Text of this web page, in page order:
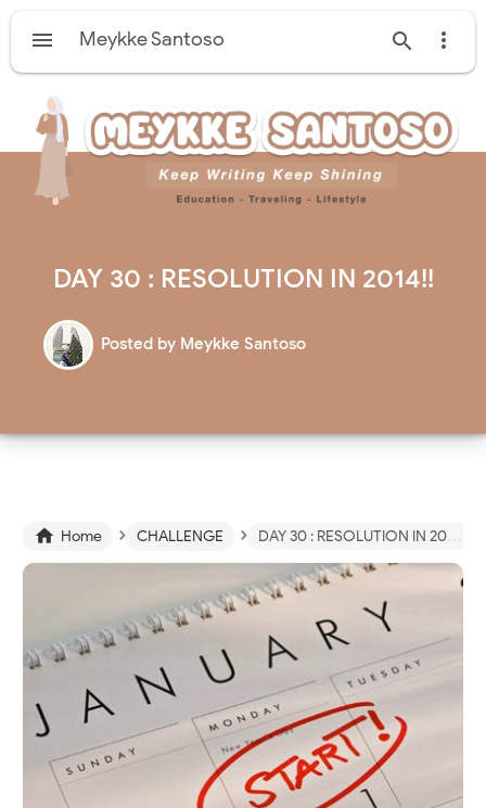
  
Meykke Santoso
DAY 30 : RESOLUTION IN 2014!!
Posted by Meykke Santoso
 Home › CHALLENGE › DAY 30 : RESOLUTION IN 2014!!